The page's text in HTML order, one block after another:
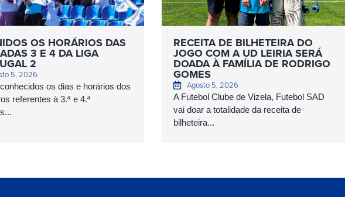
OS HORÁRIOS DAS
3 E 4 DA LIGA
2
5, 2026
os dias e horários dos
referentes à 3.ª e 4.ª
RECEITA DE BILHETEIRA DO
JOGO COM A UD LEIRIA SERÁ
DOADA À FAMÍLIA DE RODRIGO
GOMES
Agosto 5, 2026
A Futebol Clube de Vizela, Futebol SAD
vai doar a totalidade da receita de
bilheteira...